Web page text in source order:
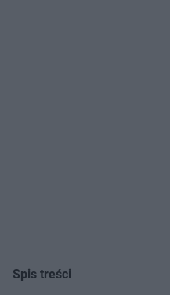
Spis treści